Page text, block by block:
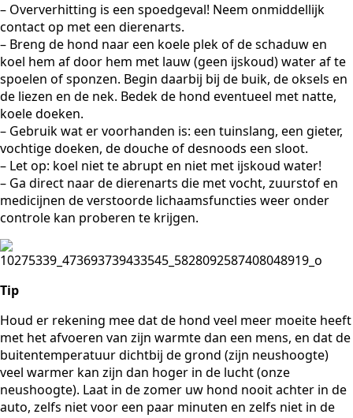
– Oververhitting is een spoedgeval! Neem onmiddellijk
contact op met een dierenarts.
– Breng de hond naar een koele plek of de schaduw en
koel hem af door hem met lauw (geen ijskoud) water af te
spoelen of sponzen. Begin daarbij bij de buik, de oksels en
de liezen en de nek. Bedek de hond eventueel met natte,
koele doeken.
– Gebruik wat er voorhanden is: een tuinslang, een gieter,
vochtige doeken, de douche of desnoods een sloot.
– Let op: koel niet te abrupt en niet met ijskoud water!
– Ga direct naar de dierenarts die met vocht, zuurstof en
medicijnen de verstoorde lichaamsfuncties weer onder
controle kan proberen te krijgen.
Tip
Houd er rekening mee dat de hond veel meer moeite heeft
met het afvoeren van zijn warmte dan een mens, en dat de
buitentemperatuur dichtbij de grond (zijn neushoogte)
veel warmer kan zijn dan hoger in de lucht (onze
neushoogte). Laat in de zomer uw hond nooit achter in de
auto, zelfs niet voor een paar minuten en zelfs niet in de